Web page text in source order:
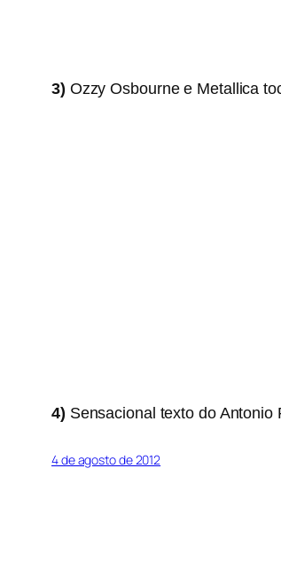
3) Ozzy Osbourne e Metallica
4) Sensacional texto do Antonio
4 de agosto de 2012